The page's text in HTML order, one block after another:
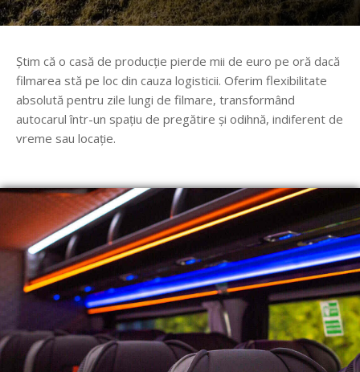
Știm că o casă de producție pierde mii de euro pe oră dacă
filmarea stă pe loc din cauza logisticii. Oferim flexibilitate
absolută pentru zile lungi de filmare, transformând
autocarul într-un spațiu de pregătire și odihnă, indiferent de
vreme sau locație.